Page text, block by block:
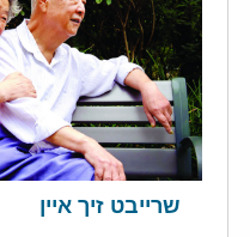
שרייבט זיך איין